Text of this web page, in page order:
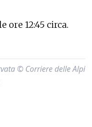
ore 12:45 circa.
© Corriere delle Alpi